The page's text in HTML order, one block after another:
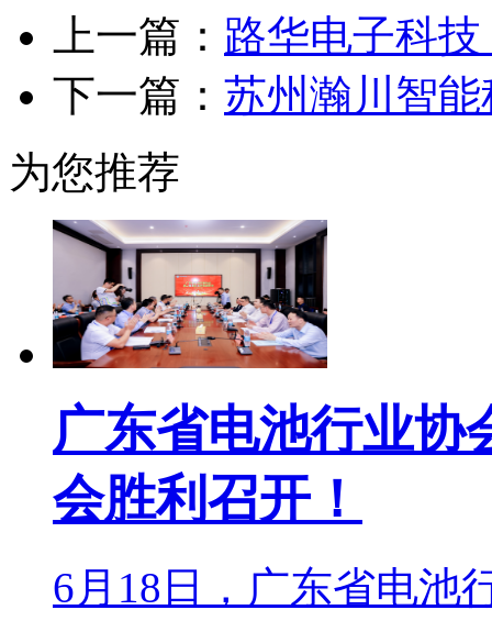
上一篇： 路华电子科
下一篇： 苏州瀚川智
为您推荐
广东省电池行业协
会胜利召开！
6月18日，广东省电池